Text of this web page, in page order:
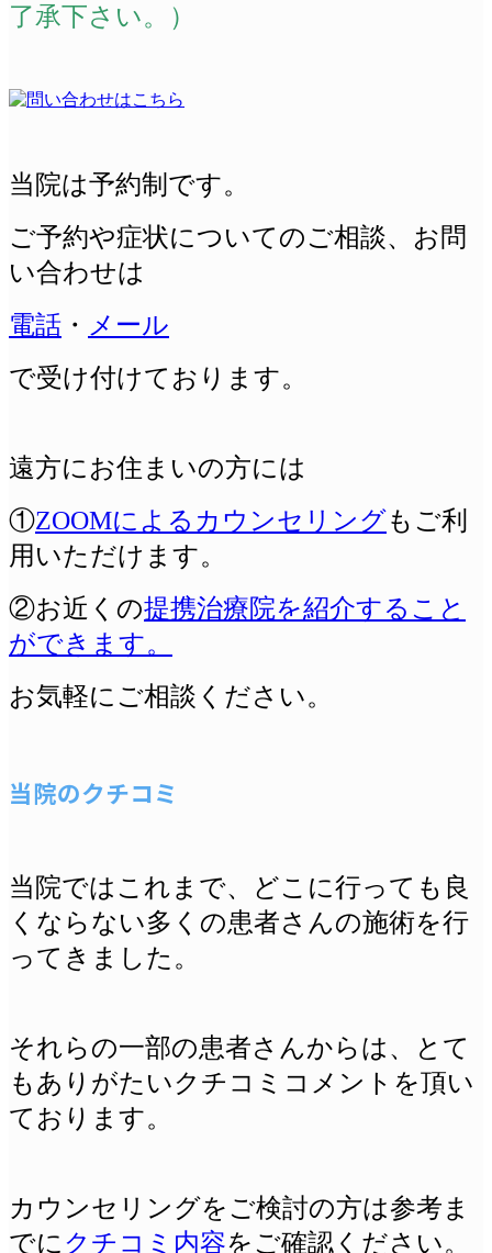
了承下さい。）
当院は予約制です。
ご予約や症状についてのご相談、 お問
い合わせは
電話 ・ メール
で受け付けております。
遠方にお住まいの方には
①ZOOMによるカウンセリングもご利
用いただけます。
②お近くの提携治療院を紹介すること
ができます。
お気軽にご相談ください。
当院のクチコミ
当院ではこれまで、どこに行っても良
くならない多くの患者さんの施術を行
ってきました。
それらの一部の患者さんからは、とて
もありがたいクチコミコメントを頂い
ております。
カウンセリングをご検討の方は参考ま
でにクチコミ内容をご確認ください。